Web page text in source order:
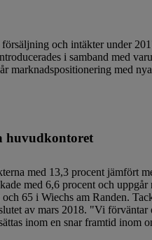
och intäkter under
i samband med
marknadspositionering med
huvudkontoret
med 13,3 procent jämfört
med 6,6 procent och
65 i Wiechs am Randen.
av mars 2018. "Vi
inom en snar framtid inom